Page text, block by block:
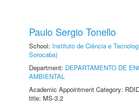
Paulo Sergio Tonello
School: Instituto de Ciência e
Sorocaba)
Department: DEPARTAMENTO DE
AMBIENTAL
Academic Appointment Category:
title: MS-3.2